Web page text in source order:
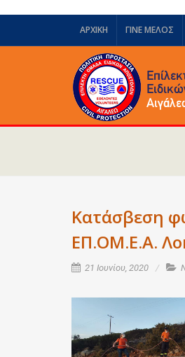
ΑΡΧΙΚΗ ΓΙΝΕ ΜΕΛΟΣ
Κατάσβεση
ΕΠ.ΟΜ.Ε.Α.
21 Ιουνίου, 2020